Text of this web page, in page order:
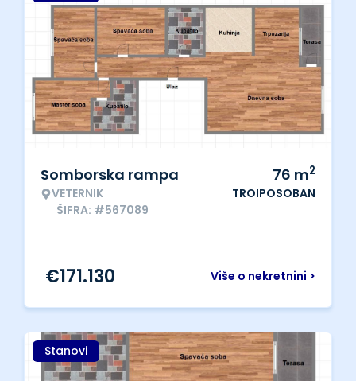
Somborska rampa
VETERNIK
ŠIFRA: #567089
76 m2
TROIPOSOBAN
Više o nekretnini >
€171.130
Stanovi